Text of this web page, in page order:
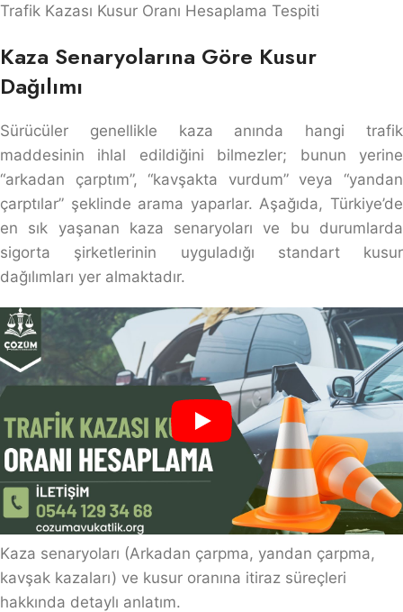
Trafik Kazası Kusur Oranı Hesaplama Tespiti
Kaza Senaryolarına Göre Kusur
Dağılımı
Sürücüler genellikle kaza anında hangi trafik
maddesinin ihlal edildiğini bilmezler; bunun yerine
“arkadan çarptım”, “kavşakta vurdum” veya “yandan
çarptılar” şeklinde arama yaparlar. Aşağıda, Türkiye’de
en sık yaşanan kaza senaryoları ve bu durumlarda
sigorta şirketlerinin uyguladığı standart kusur
dağılımları yer almaktadır.
Kaza senaryoları (Arkadan çarpma, yandan çarpma,
kavşak kazaları) ve kusur oranına itiraz süreçleri
hakkında detaylı anlatım.